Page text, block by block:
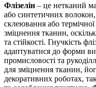
Флізелін – це нетканий
або синтетичних
склеювання або
зміцнення тканин,
та стійкості. Гнучкість
адаптуватися до форми
промисловості та
для зміцнення тканин,
декоративних роботах,